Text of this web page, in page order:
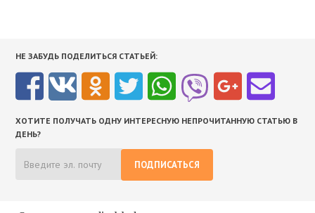
НЕ ЗАБУДЬ ПОДЕЛИТЬСЯ СТАТЬЕЙ:
ХОТИТЕ ПОЛУЧАТЬ ОДНУ ИНТЕРЕСНУЮ НЕПРОЧИТАННУЮ СТАТЬЮ В
ДЕНЬ?
ПОДПИСАТЬСЯ